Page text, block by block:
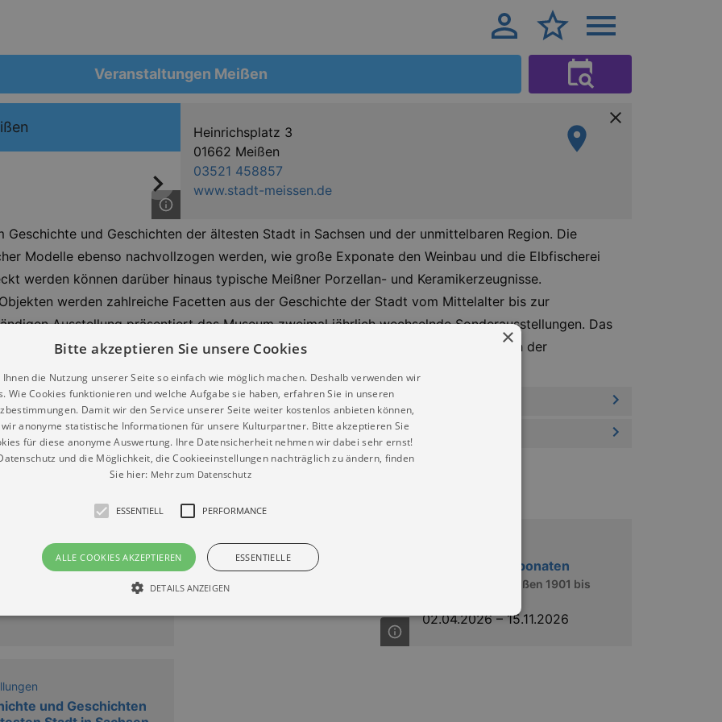
Veranstaltungen Meißen
Heinrichsplatz 3
01662 Meißen
03521 458857
www.stadt-meissen.de
Geschichte und Geschichten der ältesten Stadt in Sachsen und der unmittelbaren Region. Die
Modelle ebenso nachvollzogen werden, wie große Exponate den Weinbau und die Elbfischerei
werden können darüber hinaus typische Meißner Porzellan- und Keramikerzeugnisse.
werden zahlreiche Facetten aus der Geschichte der Stadt vom Mittelalter bis zur
Ausstellung präsentiert das Museum zweimal jährlich wechselnde Sonderausstellungen. Das
Kreuzgangs ist selbst Exponat und erzählt von den prägenden Jahren vor und nach der
in Exponaten
125 Jahre in Exponaten
Stadtmuseum Meißen 1901 bis
02.04.2026–15.11.2026
und Geschichten
×
Bitte akzeptieren Sie unsere Cookies
die Nutzung unserer Seite so einfach wie möglich machen. Deshalb verwenden wir
Wie Cookies funktionieren und welche Aufgabe sie haben, erfahren Sie in unseren
Damit wir den Service unserer Seite weiter kostenlos anbieten können,
anonyme statistische Informationen für unsere Kulturpartner. Bitte akzeptieren Sie
für diese anonyme Auswertung. Ihre Datensicherheit nehmen wir dabei sehr ernst!
und die Möglichkeit, die Cookieeinstellungen nachträglich zu ändern, finden
Sie hier: Mehr zum Datenschutz
ESSENTIELL PERFORMANCE
ALLE COOKIES AKZEPTIEREN ESSENTIELLE
DETAILS ANZEIGEN
grundlegenden Funktionen unserer Webseite gebraucht. Zum Beispiel für das Login in Ihren account. Ohne diese
nicht.
Läuft